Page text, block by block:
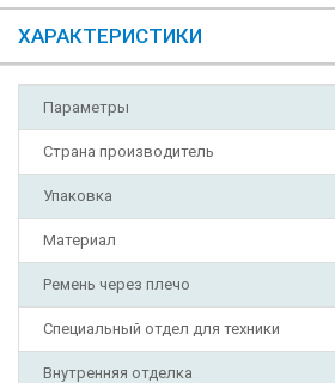
ХАРАКТЕРИСТИКИ
Параметры
Страна производитель
Упаковка
Материал
Ремень через плечо
Специальный отдел для техники
Внутренняя отделка